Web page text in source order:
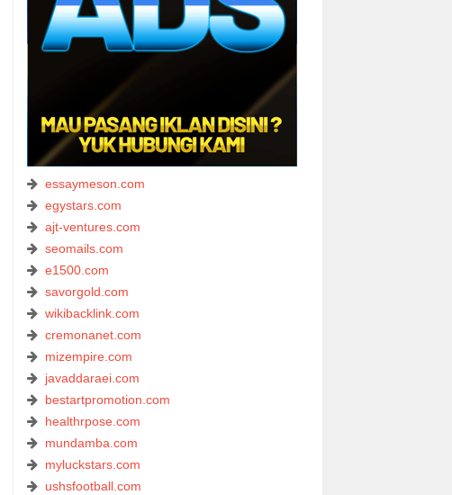
essaymeson.com
egystars.com
ajt-ventures.com
seomails.com
e1500.com
savorgold.com
wikibacklink.com
cremonanet.com
mizempire.com
javaddaraei.com
bestartpromotion.com
healthrpose.com
mundamba.com
myluckstars.com
ushsfootball.com